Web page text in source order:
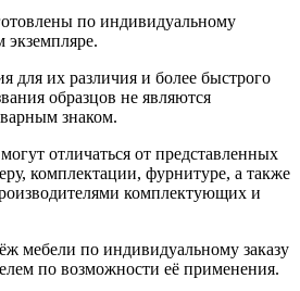
по индивидуальному
экземпляре.
для их различия и более быстрого
образцов не являются
знаком.
отличаться от представленных
комплектации, фурнитуре, а также
комплектующих и
мебели по индивидуальному заказу
по возможности её применения.